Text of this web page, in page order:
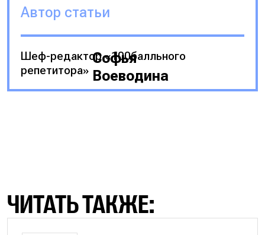
Автор статьи
Софья
Воеводина
Шеф-редактор «100балльного
репетитора»
ЧИТАТЬ ТАКЖЕ: